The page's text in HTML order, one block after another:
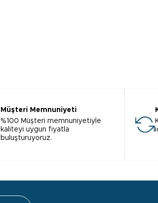
Müşteri Memnuniyeti
%100 Müşteri memnuniyetiyle
kaliteyi uygun fiyatla
buluşturuyoruz.